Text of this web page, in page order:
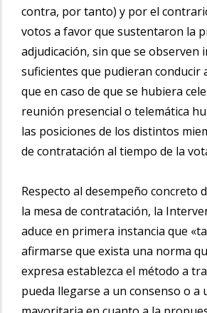
contra, por tanto) y por el
votos a favor que sustentaron la
adjudicación, sin que se observen
suficientes que pudieran conducir
que en caso de que se hubiera
reunión presencial o telemática
las posiciones de los distintos
de contratación al tiempo de la
Respecto al desempeño concreto
la mesa de contratación, la
aduce en primera instancia que
afirmarse que exista una norma
expresa establezca el método a
pueda llegarse a un consenso o a